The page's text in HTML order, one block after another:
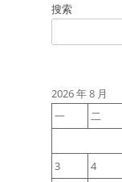
航
搜索
2026 年 8 月
一
二
3
4